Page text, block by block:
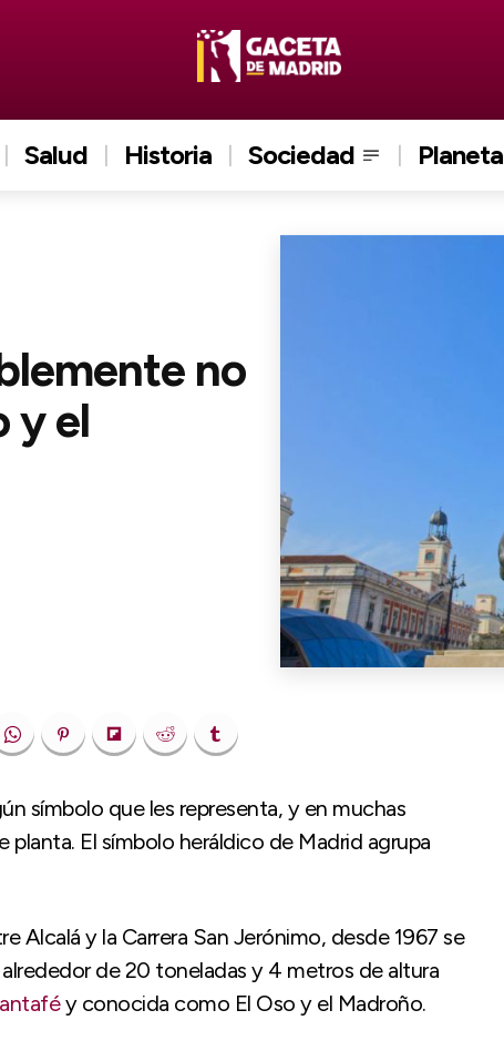
Salud Historia Sociedad Planeta
no
y el
símbolo que les representa, y en muchas
El símbolo heráldico de Madrid agrupa
Alcalá y la Carrera San Jerónimo, desde 1967 se
de 20 toneladas y 4 metros de altura
y conocida como El Oso y el Madroño.